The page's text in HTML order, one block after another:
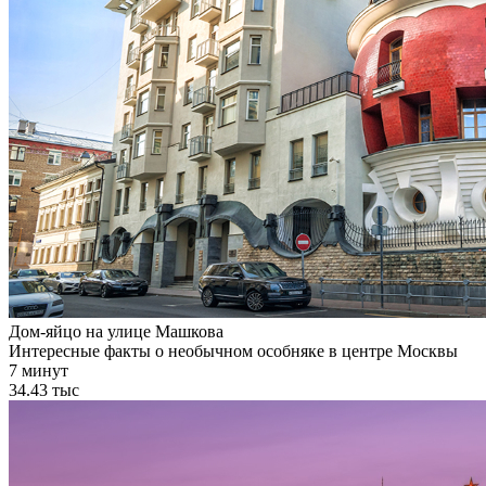
Дом-яйцо на улице Машкова
Интересные факты о необычном особняке в центре Москвы
7 минут
34.43 тыс